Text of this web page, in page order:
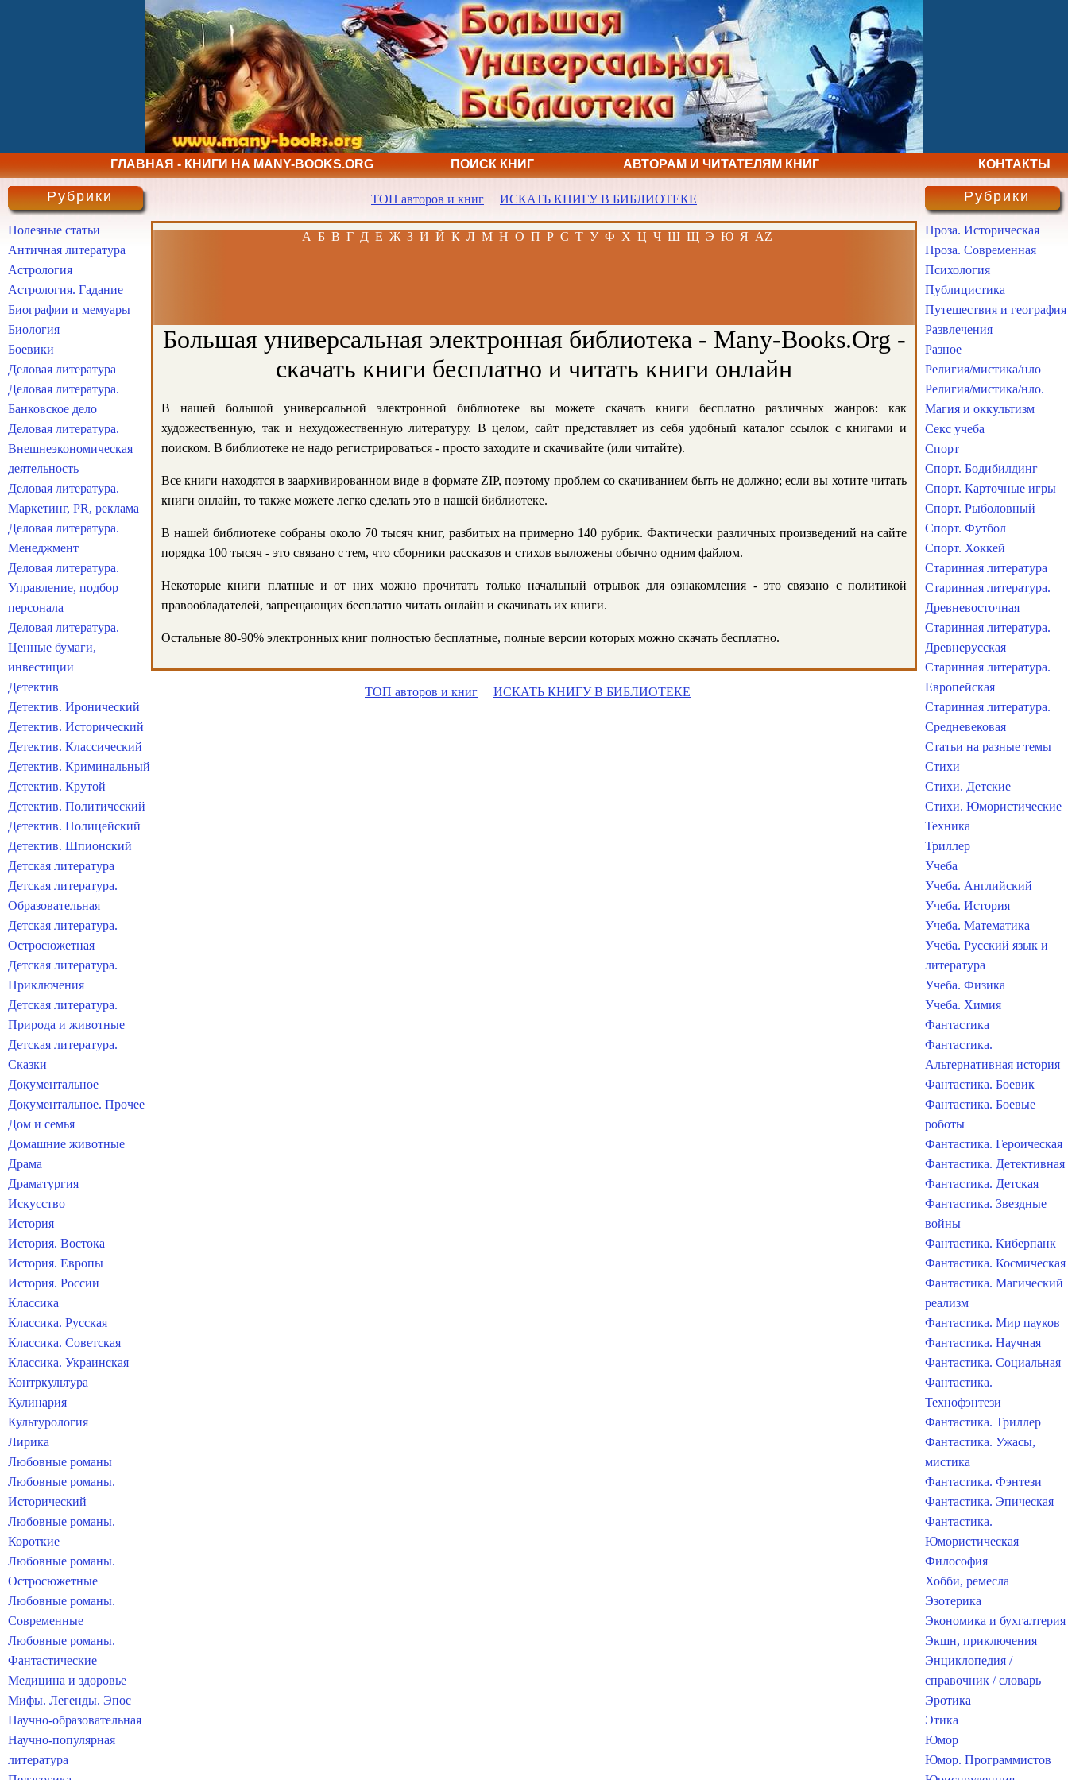
ГЛАВНАЯ - КНИГИ НА MANY-BOOKS.ORG ПОИСК КНИГ АВТОРАМ И ЧИТАТЕЛЯМ КНИГ КОНТАКТЫ
ТОП авторов и книг ИСКАТЬ КНИГУ В БИБЛИОТЕКЕ
А Б В Г Д Е Ж З И Й К Л М Н О П Р С Т У Ф Х Ц Ч Ш Щ Э Ю Я AZ
Большая универсальная электронная библиотека - Many-Books.Org -
скачать книги бесплатно и читать книги онлайн
В нашей большой универсальной электронной библиотеке вы можете скачать книги бесплатно различных жанров: как
художественную, так и нехудожественную литературу. В целом, сайт представляет из себя удобный каталог ссылок с книгами и
поиском. В библиотеке не надо регистрироваться - просто заходите и скачивайте (или читайте).
Все книги находятся в заархивированном виде в формате ZIP, поэтому проблем со скачиванием быть не должно; если вы хотите читать
книги онлайн, то также можете легко сделать это в нашей библиотеке.
В нашей библиотеке собраны около 70 тысяч книг, разбитых на примерно 140 рубрик. Фактически различных произведений на сайте
порядка 100 тысяч - это связано с тем, что сборники рассказов и стихов выложены обычно одним файлом.
Некоторые книги платные и от них можно прочитать только начальный отрывок для ознакомления - это связано с политикой
правообладателей, запрещающих бесплатно читать онлайн и скачивать их книги.
Остальные 80-90% электронных книг полностью бесплатные, полные версии которых можно скачать бесплатно.
ТОП авторов и книг ИСКАТЬ КНИГУ В БИБЛИОТЕКЕ
Рубрики
Полезные статьи
Античная литература
Астрология
Астрология. Гадание
Биографии и мемуары
Биология
Боевики
Деловая литература
Деловая литература.
Банковское дело
Деловая литература.
Внешнеэкономическая
деятельность
Деловая литература.
Маркетинг, PR, реклама
Деловая литература.
Менеджмент
Деловая литература.
Управление, подбор
персонала
Деловая литература.
Ценные бумаги,
инвестиции
Детектив
Детектив. Иронический
Детектив. Исторический
Детектив. Классический
Детектив. Криминальный
Детектив. Крутой
Детектив. Политический
Детектив. Полицейский
Детектив. Шпионский
Детская литература
Детская литература.
Образовательная
Детская литература.
Остросюжетная
Детская литература.
Приключения
Детская литература.
Природа и животные
Детская литература.
Сказки
Документальное
Документальное. Прочее
Дом и семья
Домашние животные
Драма
Драматургия
Искусство
История
История. Востока
История. Европы
История. России
Классика
Классика. Русская
Классика. Советская
Классика. Украинская
Контркультура
Кулинария
Культурология
Лирика
Любовные романы
Любовные романы.
Исторический
Любовные романы.
Короткие
Любовные романы.
Остросюжетные
Любовные романы.
Современные
Любовные романы.
Фантастические
Медицина и здоровье
Мифы. Легенды. Эпос
Научно-образовательная
Научно-популярная
литература
Рубрики
Проза. Историческая
Проза. Современная
Психология
Публицистика
Путешествия и география
Развлечения
Разное
Религия/мистика/нло
Религия/мистика/нло.
Магия и оккультизм
Секс учеба
Спорт
Спорт. Бодибилдинг
Спорт. Карточные игры
Спорт. Рыболовный
Спорт. Футбол
Спорт. Хоккей
Старинная литература
Старинная литература.
Древневосточная
Старинная литература.
Древнерусская
Старинная литература.
Европейская
Старинная литература.
Средневековая
Статьи на разные темы
Стихи
Стихи. Детские
Стихи. Юмористические
Техника
Триллер
Учеба
Учеба. Английский
Учеба. История
Учеба. Математика
Учеба. Русский язык и
литература
Учеба. Физика
Учеба. Химия
Фантастика
Фантастика.
Альтернативная история
Фантастика. Боевик
Фантастика. Боевые
роботы
Фантастика. Героическая
Фантастика. Детективная
Фантастика. Детская
Фантастика. Звездные
войны
Фантастика. Киберпанк
Фантастика. Космическая
Фантастика. Магический
реализм
Фантастика. Мир пауков
Фантастика. Научная
Фантастика. Социальная
Фантастика.
Технофэнтези
Фантастика. Триллер
Фантастика. Ужасы,
мистика
Фантастика. Фэнтези
Фантастика. Эпическая
Фантастика.
Юмористическая
Философия
Хобби, ремесла
Эзотерика
Экономика и бухгалтерия
Экшн, приключения
Энциклопедия /
справочник / словарь
Эротика
Этика
Юмор
Юмор. Программистов